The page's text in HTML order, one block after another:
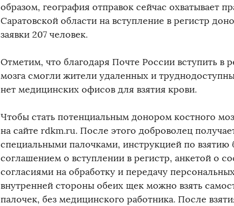
образом, география отправок сейчас охватывает
Саратовской области на вступление в регистр
заявки 207 человек.
Отметим, что благодаря Почте России вступить в
мозга смогли жители удаленных и
нет медицинских офисов для взятия крови.
Чтобы стать потенциальным донором костного
на сайте rdkm.ru. После этого доброволец
специальными палочками, инструкцией по взятию
соглашением о вступлении в регистр, анкетой о
согласиями на обработку и передачу
внутренней стороны обеих щек можно взять
палочек, без медицинского работника. После